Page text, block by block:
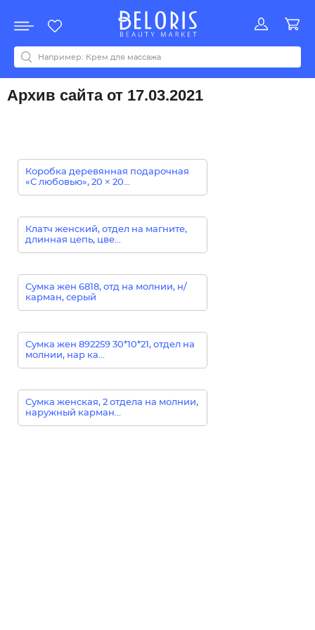
Акции
Все бренды
0-9ABCDEFGHIJKLMNOPQRSTUVWYZАБВДЗИМОКЛНПРСТУФ
Архив сайта от 17.03.2021
Коробка деревянная подарочная
«С любовью», 20 × 20...
Клатч женский, отдел на магните,
длинная цепь, цве...
Сумка жен 6818, отд на молнии, н/
карман, серый
Сумка жен 892259 30*10*21, отдел на
молнии, нар ка...
Сумка женская, 2 отдела на молнии,
наружный карман...